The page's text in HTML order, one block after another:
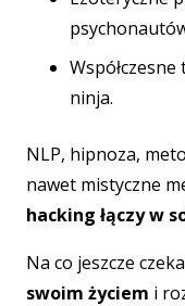
ninja.
NLP, hipnoza,
nawet mistyczne
hacking łączy w
Na co jeszcze
swoim życiem i